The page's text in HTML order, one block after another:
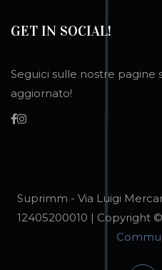
GET IN SOCIAL!
Seguici sulle nostre pagine
aggiornato!
Suprimm - Via Luigi
12405200010 | Copyright ©